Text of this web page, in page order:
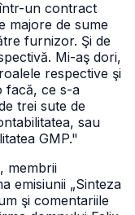
un contract
majore de sume
furnizor. Şi de
Mi-aş dori,
respective şi
facă, ce s-a
trei sute de
sau
GMP."
membrii
emisiunii „Sinteza
şi comentariile